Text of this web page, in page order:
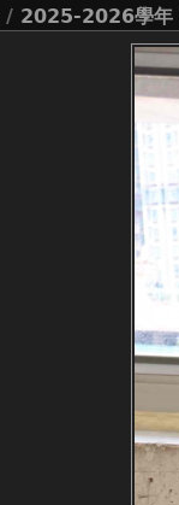
/ 2025-2026學年